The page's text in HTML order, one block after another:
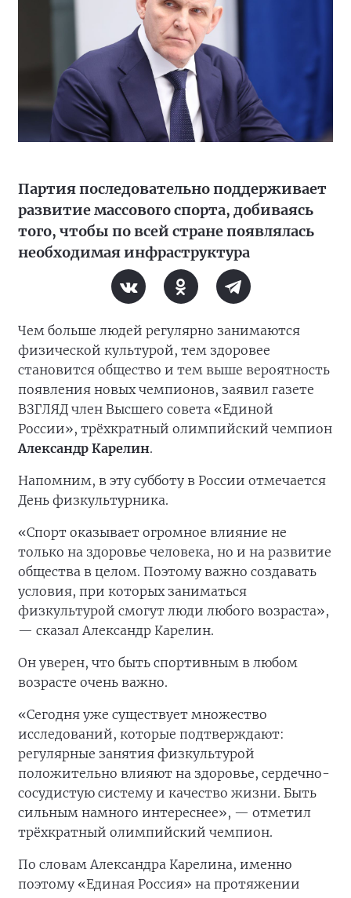
Партия последовательно поддерживает
развитие массового спорта, добиваясь
того, чтобы по всей стране появлялась
необходимая инфраструктура
Чем больше людей регулярно занимаются
физической культурой, тем здоровее
становится общество и тем выше вероятность
появления новых чемпионов, заявил газете
ВЗГЛЯД член Высшего совета «Единой
России», трёхкратный олимпийский чемпион
Александр Карелин.
Напомним, в эту субботу в России отмечается
День физкультурника.
«Спорт оказывает огромное влияние не
только на здоровье человека, но и на развитие
общества в целом. Поэтому важно создавать
условия, при которых заниматься
физкультурой смогут люди любого возраста»,
— сказал Александр Карелин.
Он уверен, что быть спортивным в любом
возрасте очень важно.
«Сегодня уже существует множество
исследований, которые подтверждают:
регулярные занятия физкультурой
положительно влияют на здоровье, сердечно-
сосудистую систему и качество жизни. Быть
сильным намного интереснее», — отметил
трёхкратный олимпийский чемпион.
По словам Александра Карелина, именно
поэтому «Единая Россия» на протяжении